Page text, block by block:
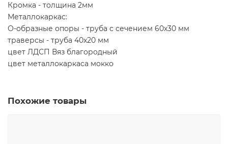
Кромка - толщина 2мм
Металлокаркас:
О-образные опоры - труба с сечением 60х30 мм
траверсы - труба 40х20 мм
цвет ЛДСП Вяз благородный
цвет металлокаркаса мокко
Похожие товары